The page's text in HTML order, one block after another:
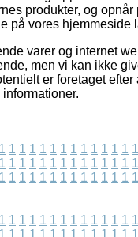
produkter, og
på vores hjemmeside
varer og internet
men vi kan ikke
er foretaget efter
1 1 1 1 1 1 1 1 1 1 1 1 1 1
1 1 1 1 1 1 1 1 1 1 1 1 1 1
1 1 1 1 1 1 1 1 1 1 1 1 1 1
1 1 1 1 1 1 1 1 1 1 1 1 1 1